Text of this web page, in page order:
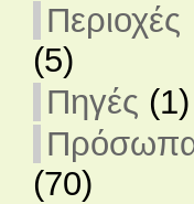
Περιοχές
(5)
Πηγές (1)
(70)